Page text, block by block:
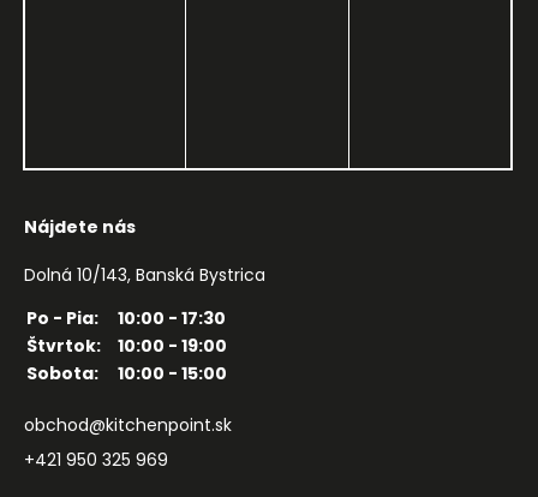
Nájdete nás
Dolná 10/143, Banská Bystrica
Po - Pia:
10:00 - 17:30
Štvrtok:
10:00 - 19:00
Sobota:
10:00 - 15:00
obchod@kitchenpoint.sk
+421 950 325 969